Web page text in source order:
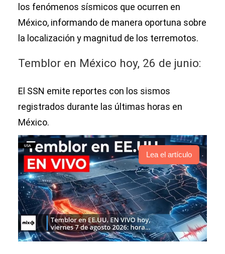
los fenómenos sísmicos que ocurren en
México, informando de manera oportuna sobre
la localización y magnitud de los terremotos.
Temblor en México hoy, 26 de junio:
El SSN emite reportes con los sismos
registrados durante las últimas horas en
México.
Lea el artículo